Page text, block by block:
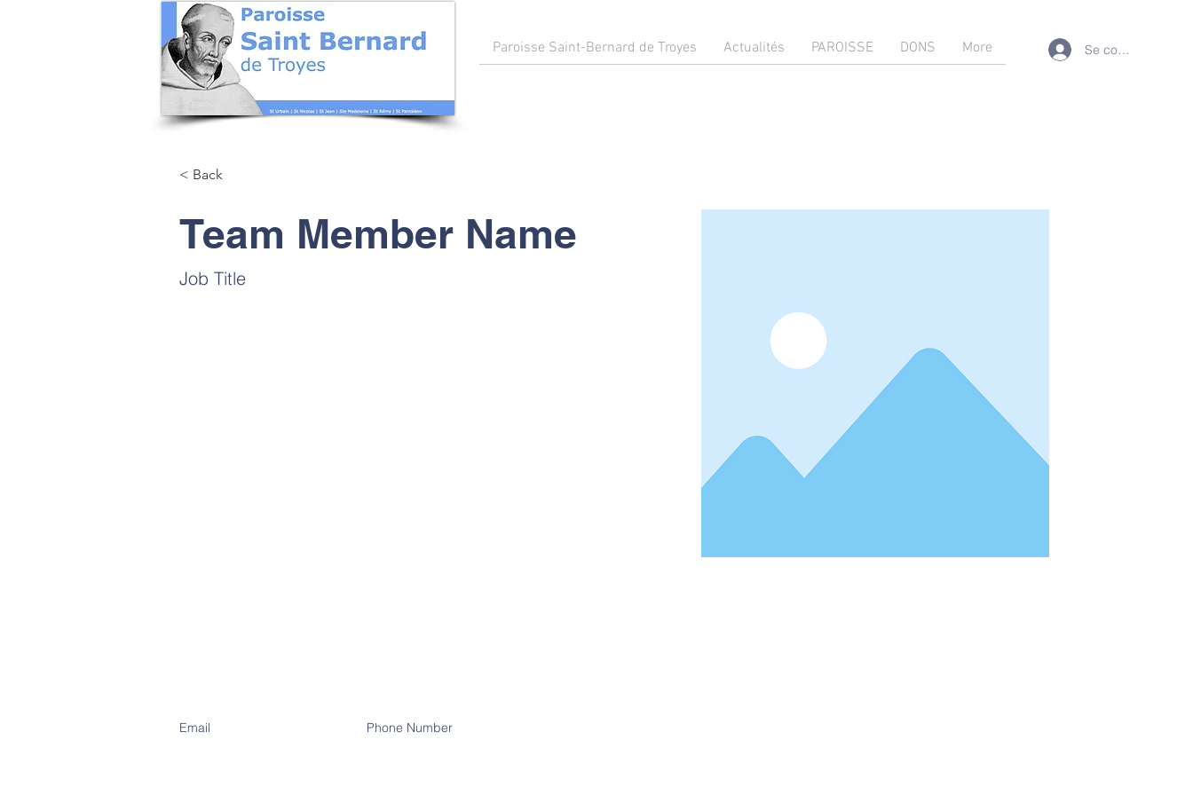
Paroisse Saint-Bernard de Troyes Actualités PAROISSE DONS More Se connecter
< Back
Team Member Name
Job Title
Email Phone Number